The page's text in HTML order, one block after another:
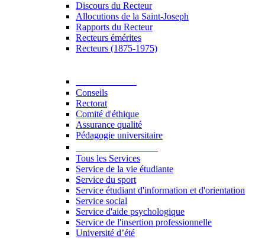
Discours du Recteur
Allocutions de la Saint-Joseph
Rapports du Recteur
Recteurs émérites
Recteurs (1875-1975)
Conseils
Rectorat
Comité d'éthique
Assurance qualité
Pédagogie universitaire
Tous les Services
Service de la vie étudiante
Service du sport
Service étudiant d'information et d'orientation
Service social
Service d'aide psychologique
Service de l'insertion professionnelle
Université d’été